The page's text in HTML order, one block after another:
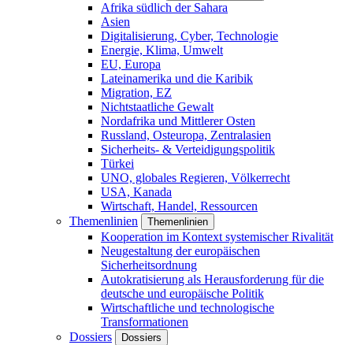
Afrika südlich der Sahara
Asien
Digitalisierung, Cyber, Technologie
Energie, Klima, Umwelt
EU, Europa
Lateinamerika und die Karibik
Migration, EZ
Nichtstaatliche Gewalt
Nordafrika und Mittlerer Osten
Russland, Osteuropa, Zentralasien
Sicherheits- & Verteidigungspolitik
Türkei
UNO, globales Regieren, Völkerrecht
USA, Kanada
Wirtschaft, Handel, Ressourcen
Themenlinien
Themenlinien
Kooperation im Kontext systemischer Rivalität
Neugestaltung der europäischen
Sicherheitsordnung
Autokratisierung als Herausforderung für die
deutsche und europäische Politik
Wirtschaftliche und technologische
Transformationen
Dossiers
Dossiers